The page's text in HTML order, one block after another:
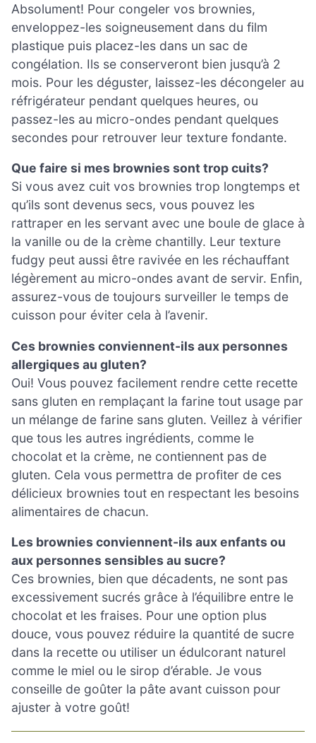
Absolument! Pour congeler vos brownies,
enveloppez-les soigneusement dans du film
plastique puis placez-les dans un sac de
congélation. Ils se conserveront bien jusqu’à 2
mois. Pour les déguster, laissez-les décongeler au
réfrigérateur pendant quelques heures, ou
passez-les au micro-ondes pendant quelques
secondes pour retrouver leur texture fondante.
Que faire si mes brownies sont trop cuits?
Si vous avez cuit vos brownies trop longtemps et
qu’ils sont devenus secs, vous pouvez les
rattraper en les servant avec une boule de glace à
la vanille ou de la crème chantilly. Leur texture
fudgy peut aussi être ravivée en les réchauffant
légèrement au micro-ondes avant de servir. Enfin,
assurez-vous de toujours surveiller le temps de
cuisson pour éviter cela à l’avenir.
Ces brownies conviennent-ils aux personnes
allergiques au gluten?
Oui! Vous pouvez facilement rendre cette recette
sans gluten en remplaçant la farine tout usage par
un mélange de farine sans gluten. Veillez à vérifier
que tous les autres ingrédients, comme le
chocolat et la crème, ne contiennent pas de
gluten. Cela vous permettra de profiter de ces
délicieux brownies tout en respectant les besoins
alimentaires de chacun.
Les brownies conviennent-ils aux enfants ou
aux personnes sensibles au sucre?
Ces brownies, bien que décadents, ne sont pas
excessivement sucrés grâce à l’équilibre entre le
chocolat et les fraises. Pour une option plus
douce, vous pouvez réduire la quantité de sucre
dans la recette ou utiliser un édulcorant naturel
comme le miel ou le sirop d’érable. Je vous
conseille de goûter la pâte avant cuisson pour
ajuster à votre goût!